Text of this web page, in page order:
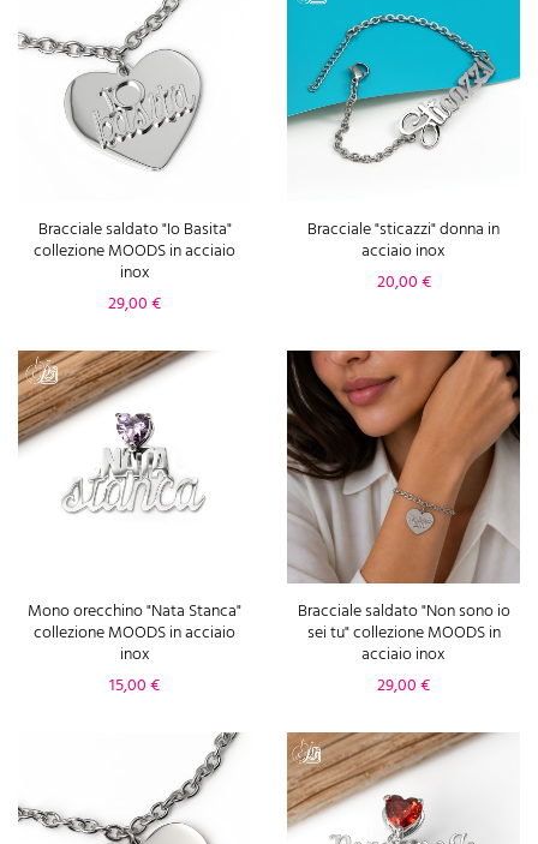
Bracciale saldato "Io Basita"
collezione MOODS in acciaio
inox
Prezzo
29,00 €
Bracciale "sticazzi" donna in
acciaio inox
Prezzo
20,00 €
Mono orecchino "Nata Stanca"
collezione MOODS in acciaio
inox
Prezzo
15,00 €
Bracciale saldato "Non sono io
sei tu" collezione MOODS in
acciaio inox
Prezzo
29,00 €